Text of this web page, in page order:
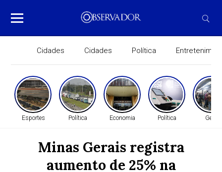
Cidades Cidades Política
Esportes Política Economia Política Geral
Minas Gerais registra
aumento de 25% na